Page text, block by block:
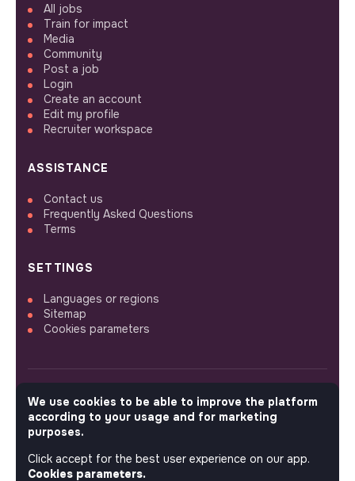
All jobs
Train for impact
Media
Community
Post a job
Login
Create an account
Edit my profile
Recruiter workspace
ASSISTANCE
Contact us
Frequently Asked Questions
Terms
SETTINGS
Languages or regions
Sitemap
Cookies parameters
FOLLOW US
© 2026 jobs that makesense.
We use cookies to be able to improve the platform
according to your usage and for marketing
purposes.
Click accept for the best user experience on our app.
Cookies parameters.